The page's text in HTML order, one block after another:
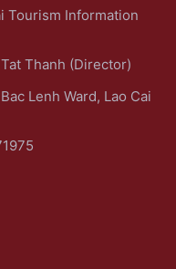
Tourism Information
Thanh (Director)
Lenh Ward, Lao Cai